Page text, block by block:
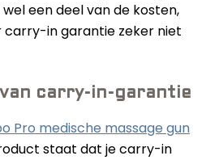
een deel van de kosten,
in garantie zeker niet
van carry-in-garantie
Pro medische massage gun
staat dat je carry-in